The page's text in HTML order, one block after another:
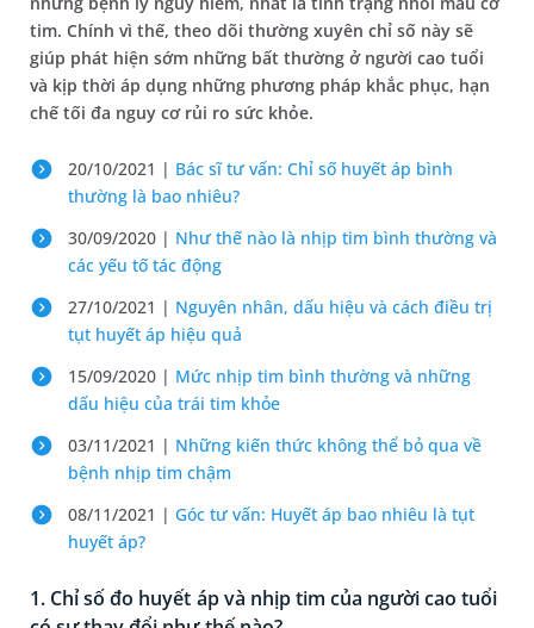
tim. Chính vì thế, theo dõi thường xuyên chỉ số này sẽ
giúp phát hiện sớm những bất thường ở người cao tuổi
và kịp thời áp dụng những phương pháp khắc phục, hạn
chế tối đa nguy cơ rủi ro sức khỏe.
20/10/2021 | Bác sĩ tư vấn: Chỉ số huyết áp bình
thường là bao nhiêu?
30/09/2020 | Như thế nào là nhịp tim bình thường và
các yếu tố tác động
27/10/2021 | Nguyên nhân, dấu hiệu và cách điều trị
tụt huyết áp hiệu quả
15/09/2020 | Mức nhịp tim bình thường và những
dấu hiệu của trái tim khỏe
03/11/2021 | Những kiến thức không thể bỏ qua về
bệnh nhịp tim chậm
08/11/2021 | Góc tư vấn: Huyết áp bao nhiêu là tụt
huyết áp?
1. Chỉ số đo huyết áp và nhịp tim của người cao tuổi